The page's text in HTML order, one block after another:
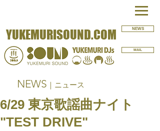
YUKEMURISOUND.COM NEWS
MAIL
NEWS ｜ニュース
6/29 東京歌謡曲ナイト
"TEST DRIVE"